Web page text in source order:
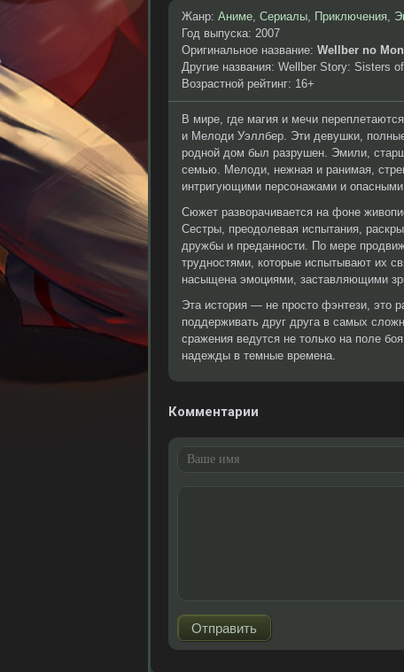
Жанр: Аниме, Сериалы, Приключения,
Год выпуска: 2007
Оригинальное название: Wellber no
Другие названия: Wellber Story: Sisters
Возрастной рейтинг: 16+
В мире, где магия и мечи
и Мелоди Уэллбер. Эти девушки,
родной дом был разрушен. Эмили,
семью. Мелоди, нежная и ранимая,
интригующими персонажами и
Сюжет разворачивается на фоне
Сестры, преодолевая испытания,
дружбы и преданности. По мере
трудностями, которые испытывают их
насыщена эмоциями, заставляющими
Эта история — не просто фэнтези, это
поддерживать друг друга в самых
сражения ведутся не только на поле
надежды в темные времена.
Комментарии